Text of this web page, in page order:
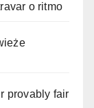
o ritmo
provably fair